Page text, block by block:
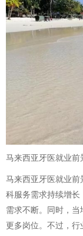
马来西亚牙医就业前
马来西亚牙医就业
科服务需求持续增长
需求不断。同时，
更多岗位。不过，